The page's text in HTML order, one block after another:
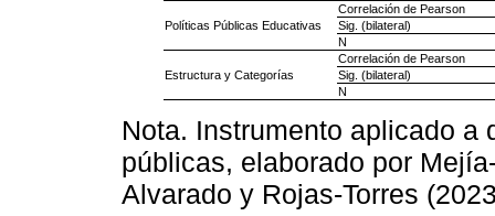
Políticas Públicas Educativas
Correlación de Pearson
Sig. (bilateral)
N
Estructura y Categorías
Correlación de Pearson
Sig. (bilateral)
N
Nota. Instrumento aplicado
públicas, elaborado por
Alvarado y Rojas-Torres